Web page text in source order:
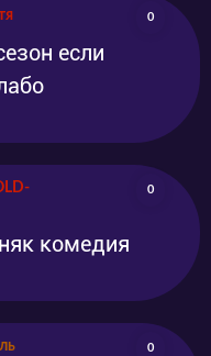
0
если
0
комедия
0